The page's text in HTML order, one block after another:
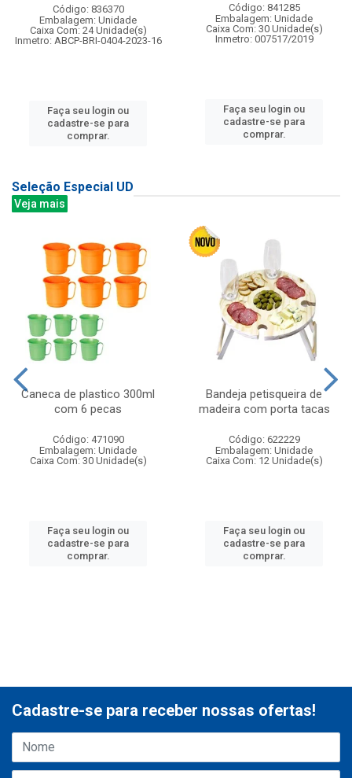
Código: 836370
Embalagem: Unidade
Caixa Com: 24 Unidade(s)
Inmetro: ABCP-BRI-0404-2023-16
Faça seu login ou
cadastre-se para
comprar.
Código: 841285
Embalagem: Unidade
Caixa Com: 30 Unidade(s)
Inmetro: 007517/2019
Faça seu login ou
cadastre-se para
comprar.
Seleção Especial UD
Veja mais
Caneca de plastico 300ml
com 6 pecas
Código: 471090
Embalagem: Unidade
Caixa Com: 30 Unidade(s)
Faça seu login ou
cadastre-se para
comprar.
Bandeja petisqueira de
madeira com porta tacas
Código: 622229
Embalagem: Unidade
Caixa Com: 12 Unidade(s)
Faça seu login ou
cadastre-se para
comprar.
Cadastre-se para receber nossas ofertas!